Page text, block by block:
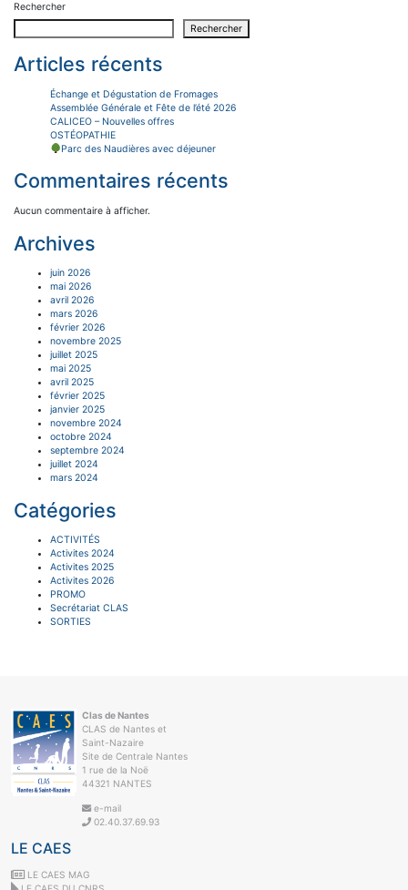
Rechercher
Rechercher
Articles récents
Échange et Dégustation de Fromages
Assemblée Générale et Fête de l’été 2026
CALICEO – Nouvelles offres
OSTÉOPATHIE
Parc des Naudières avec déjeuner
Commentaires récents
Aucun commentaire à afficher.
Archives
juin 2026
mai 2026
avril 2026
mars 2026
février 2026
novembre 2025
juillet 2025
mai 2025
avril 2025
février 2025
janvier 2025
novembre 2024
octobre 2024
septembre 2024
juillet 2024
mars 2024
Catégories
ACTIVITÉS
Activites 2024
Activites 2025
Activites 2026
PROMO
Secrétariat CLAS
SORTIES
Clas de Nantes
CLAS de Nantes et
Saint-Nazaire
Site de Centrale Nantes
1 rue de la Noë
44321 NANTES
e-mail
02.40.37.69.93
LE CAES
LE CAES MAG